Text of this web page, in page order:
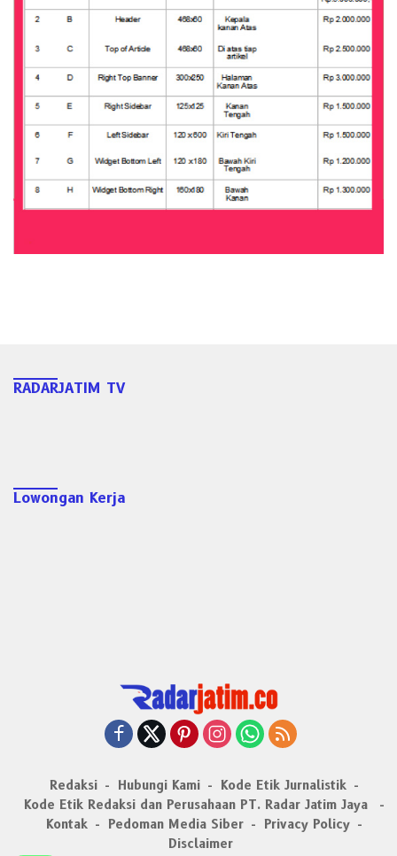
RADARJATIM TV
Lowongan Kerja
Redaksi Hubungi Kami
Kode Etik Jurnalistik
Kode Etik Redaksi dan Perusahaan PT. Radar Jatim Jaya
Kontak
Pedoman Media Siber
Privacy Policy
Disclaimer